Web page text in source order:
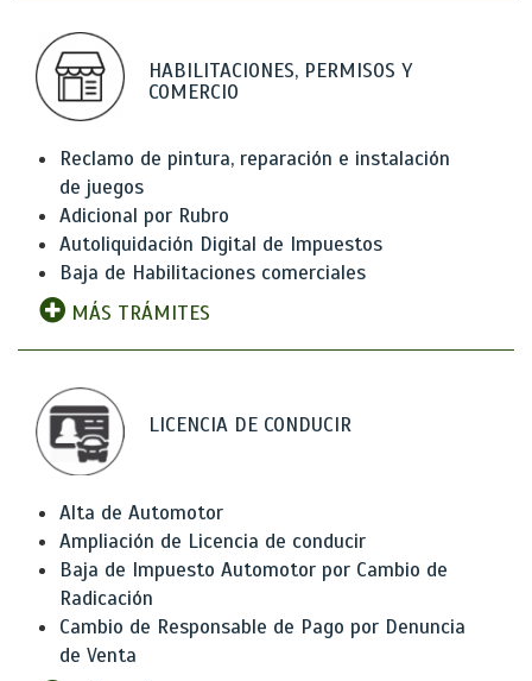
HABILITACIONES, PERMISOS Y
COMERCIO
Reclamo de pintura, reparación e instalación
de juegos
Adicional por Rubro
Autoliquidación Digital de Impuestos
Baja de Habilitaciones comerciales
MÁS TRÁMITES
LICENCIA DE CONDUCIR
Alta de Automotor
Ampliación de Licencia de conducir
Baja de Impuesto Automotor por Cambio de
Radicación
Cambio de Responsable de Pago por Denuncia
de Venta